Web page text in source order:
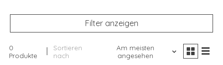
Filter anzeigen
0
Produkte
Sortieren
nach
Am meisten
angesehen